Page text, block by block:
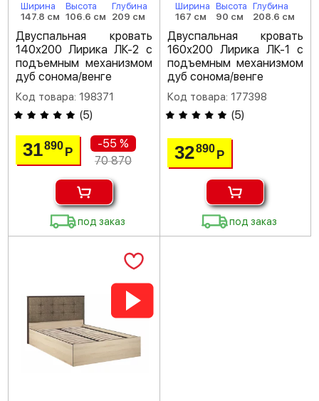
Ширина
147.8 см
Высота
106.6 см
Глубина
209 см
Двуспальная кровать
140х200 Лирика ЛК-2 с
подъемным механизмом
дуб сонома/венге
Код товара: 198371
(5)
31890Р
-55 %
70 870
под заказ
Ширина
167 см
Высота
90 см
Глубина
208.6 см
Двуспальная кровать
160х200 Лирика ЛК-1 с
подъемным механизмом
дуб сонома/венге
Код товара: 177398
(5)
32890 Р
под заказ